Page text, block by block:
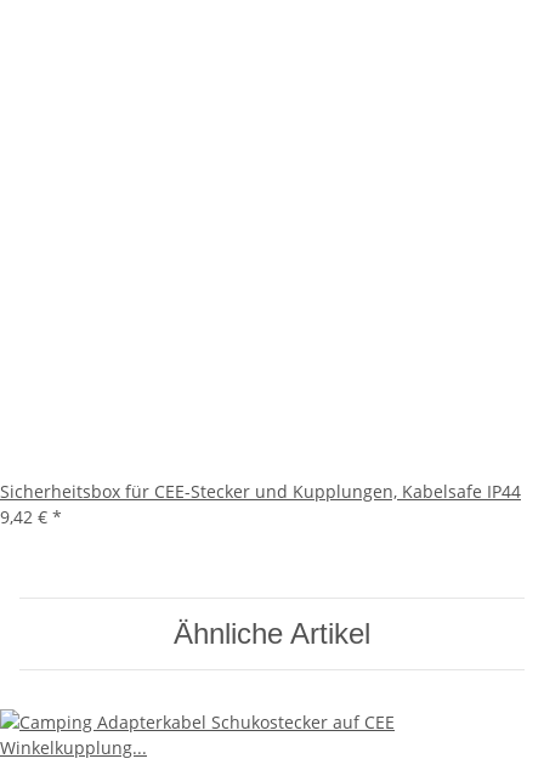
Sicherheitsbox für CEE-Stecker und Kupplungen, Kabelsafe IP44
9,42 € *
Ähnliche Artikel